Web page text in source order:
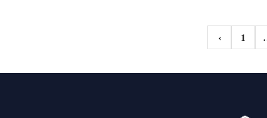
Navigazione
articoli
‹ 1